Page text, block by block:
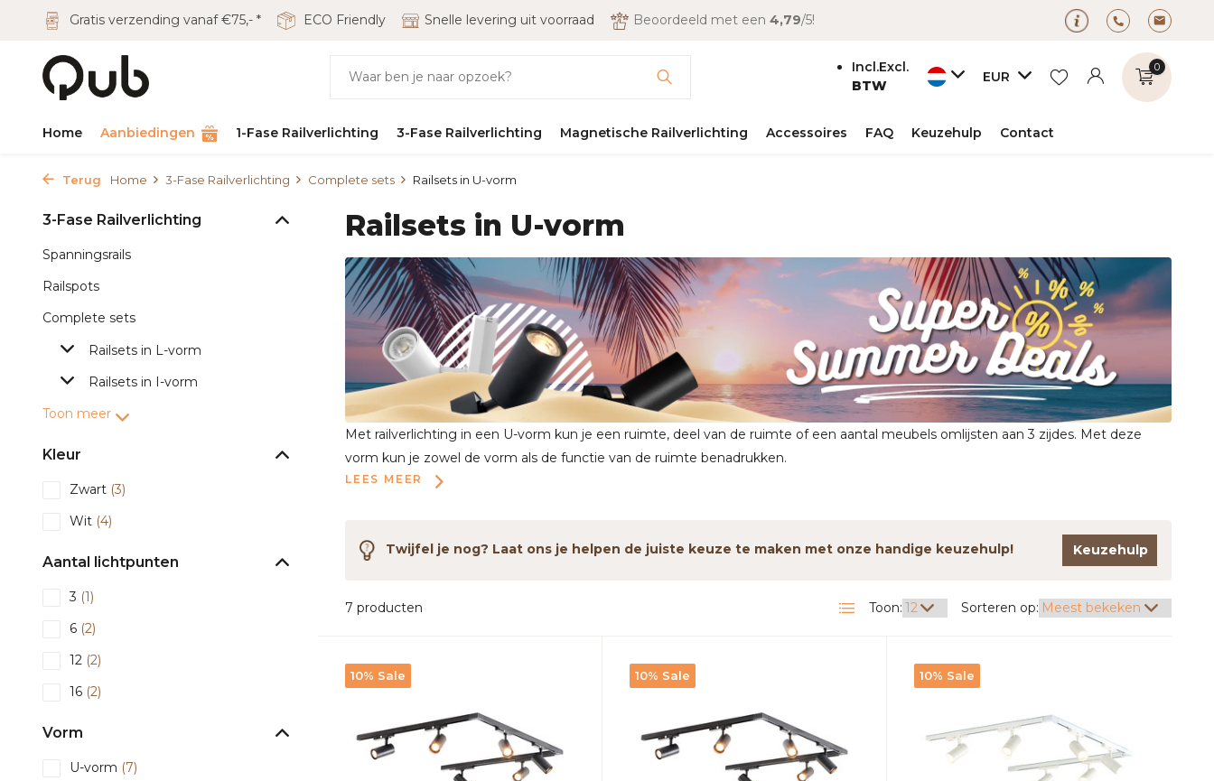
Gratis verzending vanaf €75,- * ECO Friendly Snelle levering uit voorraad Beoordeeld met een 4,79/5!
Incl.Excl.
BTW
EUR
aanmaken
0
Home Aanbiedingen 1-Fase Railverlichting 3-Fase Railverlichting Magnetische Railverlichting Accessoires FAQ Keuzehulp Contact
Terug Home 3-Fase Railverlichting Complete sets Railsets in U-vorm
3-Fase Railverlichting
Spanningsrails
Railspots
Complete sets
Railsets in L-vorm
Railsets in I-vorm
Toon meer
Kleur
Zwart (3)
Wit (4)
Aantal lichtpunten
3 (1)
6 (2)
12 (2)
16 (2)
Vorm
U-vorm (7)
Railsets in U-vorm
Met railverlichting in een U-vorm kun je een ruimte, deel van de ruimte of een aantal meubels omlijsten aan 3 zijdes. Met deze
vorm kun je zowel de vorm als de functie van de ruimte benadrukken.
LEES MEER
Twijfel je nog? Laat ons je helpen de juiste keuze te maken met onze handige keuzehulp! Keuzehulp
7 producten Toon: Sorteren op:
10% Sale 10% Sale 10% Sale